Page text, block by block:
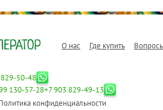
О нас Где купить
50-48
130-57-28+7 903 829-49-13
конфиденциальности